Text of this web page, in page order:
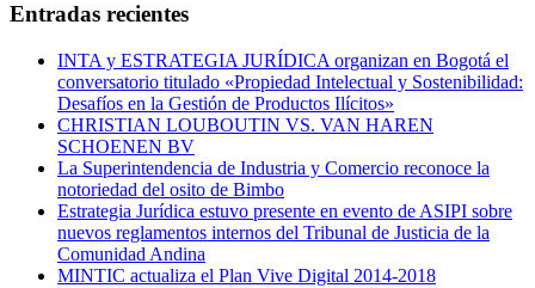
Entradas recientes
INTA y ESTRATEGIA JURÍDICA organizan en Bogotá el
conversatorio titulado «Propiedad Intelectual y Sostenibilidad:
Desafíos en la Gestión de Productos Ilícitos»
CHRISTIAN LOUBOUTIN VS. VAN HAREN
SCHOENEN BV
La Superintendencia de Industria y Comercio reconoce la
notoriedad del osito de Bimbo
Estrategia Jurídica estuvo presente en evento de ASIPI sobre
nuevos reglamentos internos del Tribunal de Justicia de la
Comunidad Andina
MINTIC actualiza el Plan Vive Digital 2014-2018